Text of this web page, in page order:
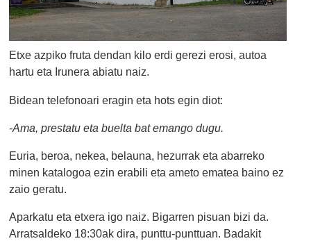
Etxe azpiko fruta dendan kilo erdi gerezi erosi, autoa
hartu eta Irunera abiatu naiz.
Bidean telefonoari eragin eta hots egin diot:
-Ama, prestatu eta buelta bat emango dugu.
Euria, beroa, nekea, belauna, hezurrak eta abarreko
minen katalogoa ezin erabili eta ameto ematea baino ez
zaio geratu.
Aparkatu eta etxera igo naiz. Bigarren pisuan bizi da.
Arratsaldeko 18:30ak dira, punttu-punttuan. Badakit